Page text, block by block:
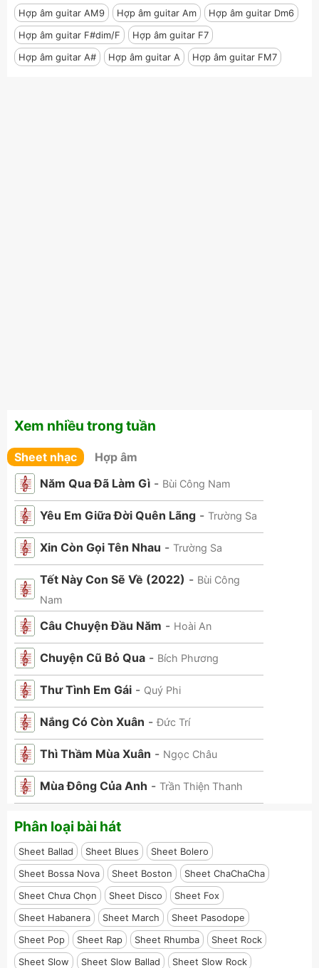
Hợp âm guitar AM9 Hợp âm guitar Am
Hợp âm guitar Dm6
Hợp âm guitar F#dim/F
Hợp âm guitar F7
Hợp âm guitar A#
Hợp âm guitar A Hợp âm guitar FM7
Xem nhiều trong tuần
Sheet nhạc
Hợp âm
Năm Qua Đã Làm Gì - Bùi Công Nam
Yêu Em Giữa Đời Quên Lãng - Trường Sa
Xin Còn Gọi Tên Nhau - Trường Sa
Tết Này Con Sẽ Về (2022) - Bùi Công
Nam
Câu Chuyện Đầu Năm - Hoài An
Chuyện Cũ Bỏ Qua - Bích Phương
Thư Tình Em Gái - Quý Phi
Nắng Có Còn Xuân -Đức Trí
Thì Thầm Mùa Xuân - Ngọc Châu
Mùa Đông Của Anh - Trần Thiện Thanh
Phân loại bài hát
Sheet Ballad Sheet Blues
Sheet Bolero
Sheet Bossa Nova
Sheet Boston
Sheet ChaChaCha
Sheet Chưa Chọn
Sheet Disco
Sheet Fox
Sheet Habanera
Sheet March
Sheet Pasodope
Sheet Pop
Sheet Rap Sheet Rhumba
Sheet Rock
Sheet Slow
Sheet Slow Ballad
Sheet Slow Rock